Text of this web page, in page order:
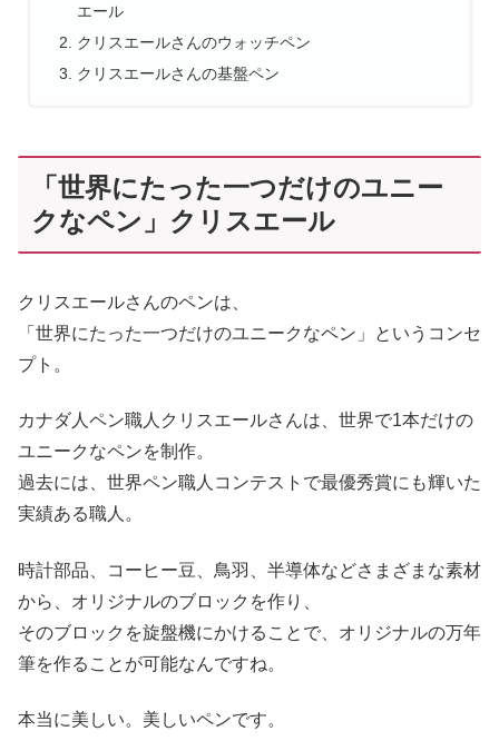
エール
クリスエールさんのウォッチペン
クリスエールさんの基盤ペン
「世界にたった一つだけのユニー
クなペン」クリスエール
クリスエールさんのペンは、
「世界にたった一つだけのユニークなペン」というコンセ
プト。
カナダ人ペン職人クリスエールさんは、世界で1本だけの
ユニークなペンを制作。
過去には、世界ペン職人コンテストで最優秀賞にも輝いた
実績ある職人。
時計部品、コーヒー豆、鳥羽、半導体などさまざまな素材
から、オリジナルのブロックを作り、
そのブロックを旋盤機にかけることで、オリジナルの万年
筆を作ることが可能なんですね。
本当に美しい。美しいペンです。